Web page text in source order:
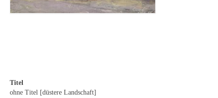
Ernst Geitlinger
Emma Joos
Titel
ohne Titel [düstere Landschaft]